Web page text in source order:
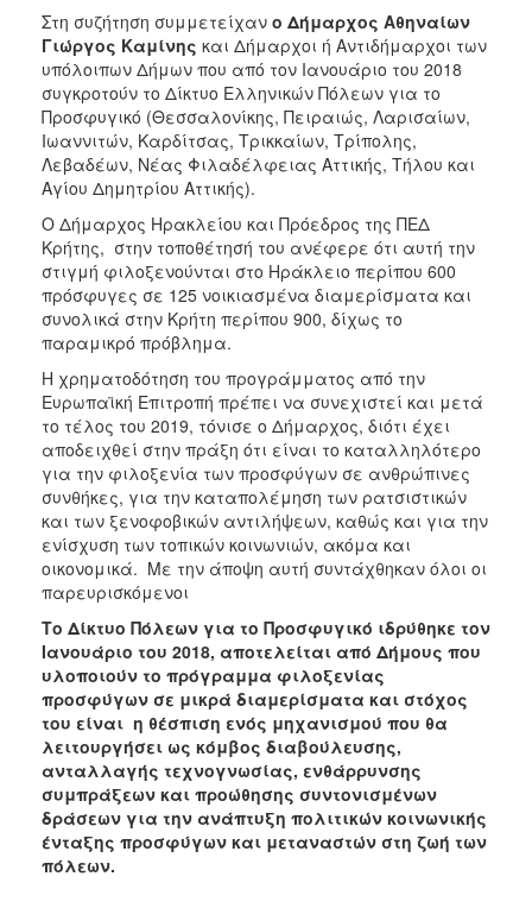
Στη συζήτηση συμμετείχαν ο Δήμαρχος Αθηναίων
Γιώργος Καμίνης και Δήμαρχοι ή Αντιδήμαρχοι των
υπόλοιπων Δήμων που από τον Ιανουάριο του 2018
συγκροτούν το Δίκτυο Ελληνικών Πόλεων για το
Προσφυγικό (Θεσσαλονίκης, Πειραιώς, Λαρισαίων,
Ιωαννιτών, Καρδίτσας, Τρικκαίων, Τρίπολης,
Λεβαδέων, Νέας Φιλαδέλφειας Αττικής, Τήλου και
Αγίου Δημητρίου Αττικής).
Ο Δήμαρχος Ηρακλείου και Πρόεδρος της ΠΕΔ
Κρήτης, στην τοποθέτησή του ανέφερε ότι αυτή την
στιγμή φιλοξενούνται στο Ηράκλειο περίπου 600
πρόσφυγες σε 125 νοικιασμένα διαμερίσματα και
συνολικά στην Κρήτη περίπου 900, δίχως το
παραμικρό πρόβλημα.
Η χρηματοδότηση του προγράμματος από την
Ευρωπαϊκή Επιτροπή πρέπει να συνεχιστεί και μετά
το τέλος του 2019, τόνισε ο Δήμαρχος, διότι έχει
αποδειχθεί στην πράξη ότι είναι το καταλληλότερο
για την φιλοξενία των προσφύγων σε ανθρώπινες
συνθήκες, για την καταπολέμηση των ρατσιστικών
και των ξενοφοβικών αντιλήψεων, καθώς και για την
ενίσχυση των τοπικών κοινωνιών, ακόμα και
οικονομικά. Με την άποψη αυτή συντάχθηκαν όλοι οι
παρευρισκόμενοι
Το Δίκτυο Πόλεων για το Προσφυγικό ιδρύθηκε τον
Ιανουάριο του 2018, αποτελείται από Δήμους που
υλοποιούν το πρόγραμμα φιλοξενίας
προσφύγων σε μικρά διαμερίσματα και στόχος
του είναι η θέσπιση ενός μηχανισμού που θα
λειτουργήσει ως κόμβος διαβούλευσης,
ανταλλαγής τεχνογνωσίας, ενθάρρυνσης
συμπράξεων και προώθησης συντονισμένων
δράσεων για την ανάπτυξη πολιτικών κοινωνικής
ένταξης προσφύγων και μεταναστών στη ζωή των
πόλεων.